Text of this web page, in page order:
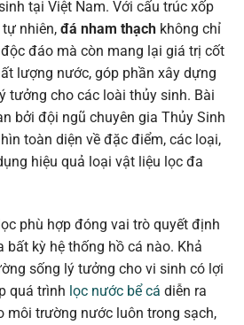
tại Việt Nam. Với cấu trúc xốp
nhiên, đá nham thạch không chỉ
đáo mà còn mang lại giá trị cốt
lượng nước, góp phần xây dựng
tưởng cho các loài thủy sinh. Bài
bởi đội ngũ chuyên gia Thủy Sinh
toàn diện về đặc điểm, các loại,
hiệu quả loại vật liệu lọc đa
phù hợp đóng vai trò quyết định
bất kỳ hệ thống hồ cá nào. Khả
sống lý tưởng cho vi sinh có lợi
quá trình lọc nước bể cá diễn ra
môi trường nước luôn trong sạch,